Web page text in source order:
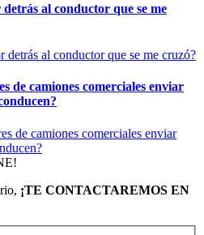
al conductor que se me
de camiones comerciales enviar
¡TE CONTACTAREMOS EN